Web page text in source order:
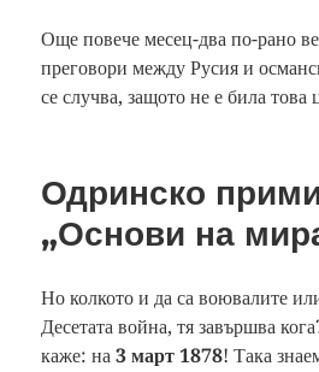
Още повече месец-два по-рано
преговори между Русия и
се случва, защото не е била това
Одринско
„Основи на
Но колкото и да са воювалите
Десетата война, тя завършва
каже: на 3 март 1878! Така